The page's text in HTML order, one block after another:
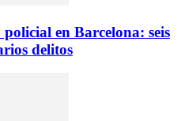
en Barcelona: seis
delitos